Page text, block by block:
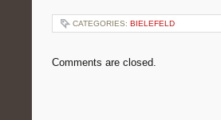
CATEGORIES: BIELEFELD
Comments are closed.